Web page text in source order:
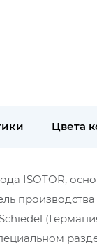
Цвета
ISOTOR,